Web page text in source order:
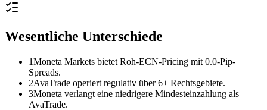
Wesentliche Unterschiede
1Moneta Markets bietet Roh-ECN-Pricing mit 0.0-Pip-
Spreads.
2AvaTrade operiert regulativ über 6+ Rechtsgebiete.
3Moneta verlangt eine niedrigere Mindesteinzahlung als
AvaTrade.